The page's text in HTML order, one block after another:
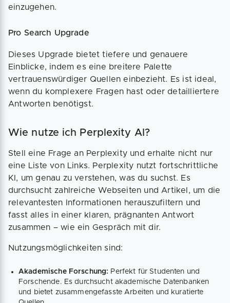
einzugehen.
Pro Search Upgrade
Dieses Upgrade bietet tiefere und genauere
Einblicke, indem es eine breitere Palette
vertrauenswürdiger Quellen einbezieht. Es ist ideal,
wenn du komplexere Fragen hast oder detailliertere
Antworten benötigst.
Wie nutze ich Perplexity AI?
Stell eine Frage an Perplexity und erhalte nicht nur
eine Liste von Links. Perplexity nutzt fortschrittliche
KI, um genau zu verstehen, was du suchst. Es
durchsucht zahlreiche Webseiten und Artikel, um die
relevantesten Informationen herauszufiltern und
fasst alles in einer klaren, prägnanten Antwort
zusammen – wie ein Gespräch mit dir.
Nutzungsmöglichkeiten sind:
Akademische Forschung: Perfekt für Studenten und
Forschende. Es durchsucht akademische Datenbanken
und bietet zusammengefasste Arbeiten und kuratierte